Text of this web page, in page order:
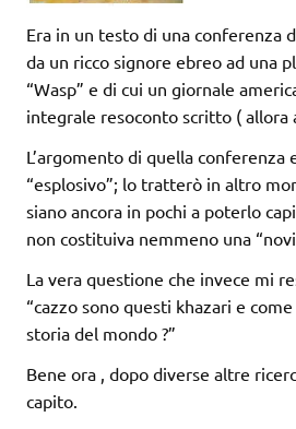
Era in un testo di una conferenza
da un ricco signore ebreo ad una
“Wasp” e di cui un giornale
integrale resoconto scritto ( allora
L’argomento di quella conferenza
“esplosivo”; lo tratterò in altro
siano ancora in pochi a poterlo
non costituiva nemmeno una
La vera questione che invece mi
“cazzo sono questi khazari e
storia del mondo ?”
Bene ora , dopo diverse altre
capito.